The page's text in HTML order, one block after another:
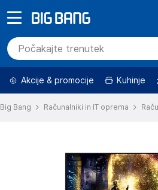
Akcije & promocije Kuhinje
Big Bang Računalniki in IT oprema